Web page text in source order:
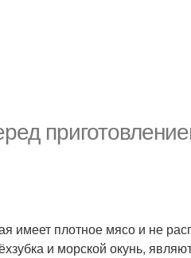
имеет плотное мясо и не
и морской окунь,